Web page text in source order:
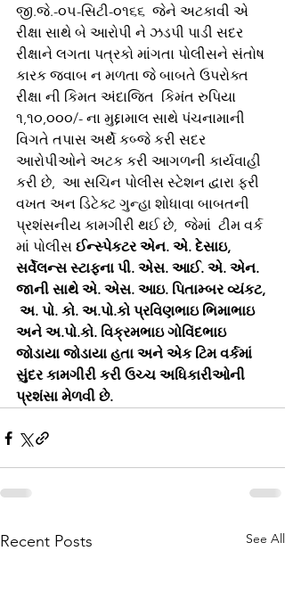
જી.જે.-૦૫-સિટી-૦૧૬૬  જેને અટકાવી એ
રીક્ષા સાથે બે આરોપી ને ઝડપી પાડી સદર
રીક્ષાને લગતા પત્રકો માંગતા પોલીસને સંતોષ
કારક જવાબ ન મળતા જે બાબતે ઉપરોક્ત
રીક્ષા ની કિમત અંદાજિત  કિમંત રુપિયા
૧,૧૦,૦૦૦/- ના મુદ્દામાલ સાથે પંચનામાની
વિગતે તપાસ અર્થે કબ્જે કરી સદર
આરોપીઓને અટક કરી આગળની કાર્યવાહી
કરી છે,  આ સચિન પોલીસ સ્ટેશન દ્વારા ફરી
વખત અન ડિટેક્ટ ગુન્હા શોધાવા બાબતની
પ્રશંસનીય કામગીરી થઈ છે,  જેમાં  ટીમ વર્ક
માં પોલીસ ઈન્સ્પેકટર એન. એ. દેસાઇ,
સર્વેલન્સ સ્ટાફના પી. એસ. આઈ. એ. એન.
જાની સાથે એ. એસ. આઇ. પિતામ્બર વ્યંકટ,
અ. પો. કો. અ.પો.કો પ્રવિણભાઇ ભિમાભાઇ
અને અ.પો.કો. વિક્રમભાઇ ગોવિંદભાઇ
જોડાયા જોડાયા હતા અને એક ટિમ વર્કમાં
સુંદર કામગીરી કરી ઉચ્ચ અધિકારીઓની
પ્રશંસા મેળવી છે.
Recent Posts See All